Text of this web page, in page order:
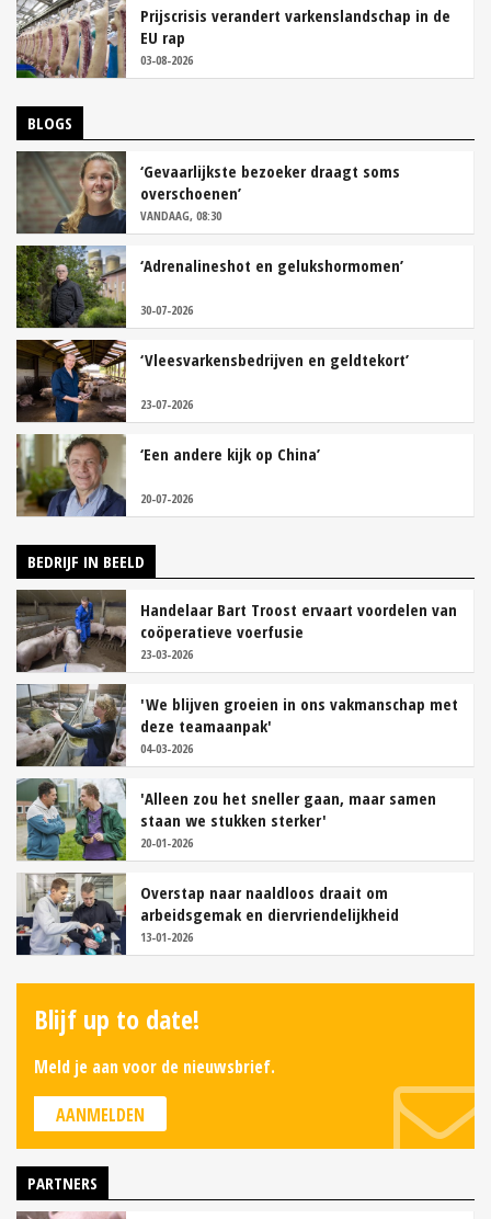
Prijscrisis verandert varkenslandschap in de
EU rap
03-08-2026
BLOGS
‘Gevaarlijkste bezoeker draagt soms
overschoenen’
VANDAAG, 08:30
‘Adrenalineshot en gelukshormomen’
30-07-2026
‘Vleesvarkensbedrijven en geldtekort’
23-07-2026
‘Een andere kijk op China’
20-07-2026
BEDRIJF IN BEELD
Handelaar Bart Troost ervaart voordelen van
coöperatieve voerfusie
23-03-2026
'We blijven groeien in ons vakmanschap met
deze teamaanpak'
04-03-2026
'Alleen zou het sneller gaan, maar samen
staan we stukken sterker'
20-01-2026
Overstap naar naaldloos draait om
arbeidsgemak en diervriendelijkheid
13-01-2026
Blijf up to date!
Meld je aan voor de nieuwsbrief.
AANMELDEN
PARTNERS